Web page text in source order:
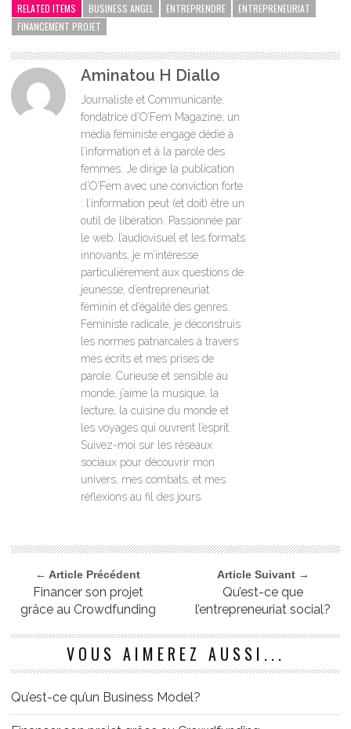
RELATED ITEMS BUSINESS ANGEL ENTREPRENDRE
ENTREPRENEURIAT
FINANCEMENT PROJET
Aminatou H Diallo
Journaliste et Communicante,
fondatrice d’O’Fem Magazine, un
média féministe engagé dédié à
l’information et à la parole des
femmes. Je dirige la publication
d’O’Fem avec une conviction forte
: l’information peut (et doit) être un
outil de libération. Passionnée par
le web, l’audiovisuel et les formats
innovants, je m’intéresse
particulièrement aux questions de
jeunesse, d’entrepreneuriat
féminin et d’égalité des genres.
Féministe radicale, je déconstruis
les normes patriarcales à travers
mes écrits et mes prises de
parole. Curieuse et sensible au
monde, j’aime la musique, la
lecture, la cuisine du monde et
les voyages qui ouvrent l’esprit.
Suivez-moi sur les réseaux
sociaux pour découvrir mon
univers, mes combats, et mes
réflexions au fil des jours.
← Article Précédent
Financer son projet
grâce au Crowdfunding
Article Suivant →
Qu’est-ce que
l’entrepreneuriat social?
VOUS AIMEREZ AUSSI...
Qu’est-ce qu’un Business Model?